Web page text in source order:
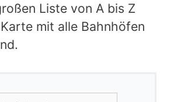
Liste von A bis Z
mit alle Bahnhöfen